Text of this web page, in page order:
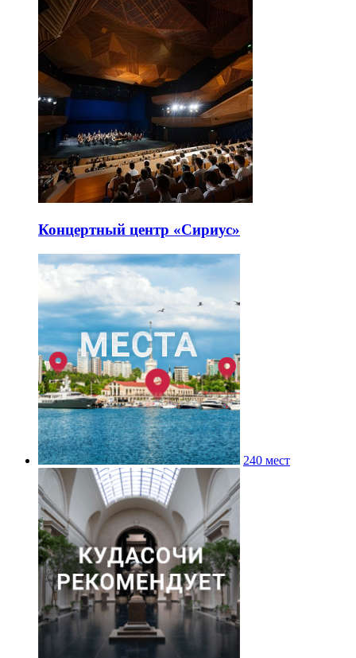
Концертный центр «Сириус»
240 мест